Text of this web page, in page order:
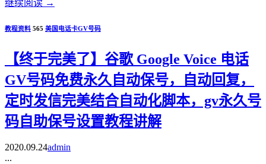
继续阅读 →
教程资料 565 美国电话卡GV号码
【终于完美了】谷歌 Google Voice 电话
GV号码免费永久自动保号，自动回复，
定时发信完美结合自动化脚本，gv永久号
码自助保号设置教程讲解
2020.09.24admin
...